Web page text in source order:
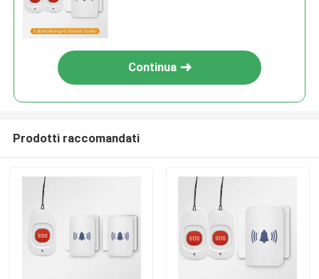
Continua
Prodotti raccomandati